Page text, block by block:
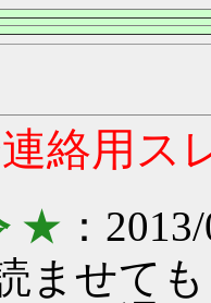
絡用ス
★ ：
ませて